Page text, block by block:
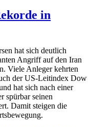
in
hat sich deutlich
Angriff auf den Iran
Viele Anleger kehrten
der US-Leitindex Dow
hat sich nach einer
spürbar seinen
Damit steigen die